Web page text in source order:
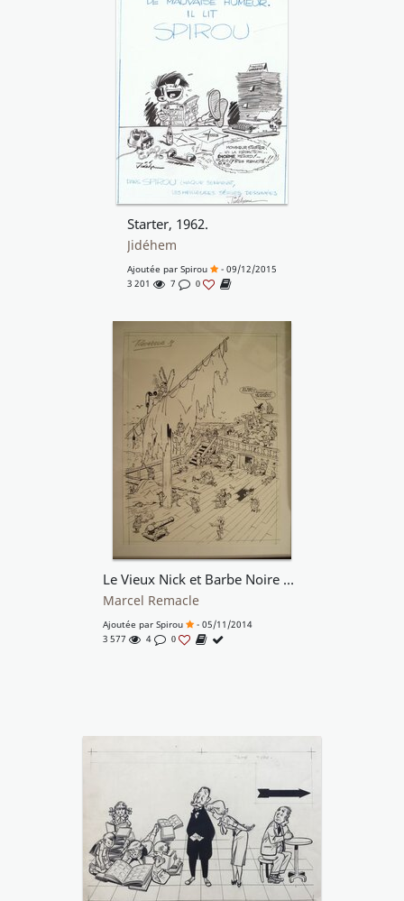
Starter, 1962.
Jidéhem
Ajoutée par Spirou
- 09/12/2015
3 201
7 0
Le Vieux Nick et Barbe Noire n° 7, « Aux Mains des Akwabons », 1964.
Marcel Remacle
Ajoutée par Spirou
- 05/11/2014
3 577
4 0